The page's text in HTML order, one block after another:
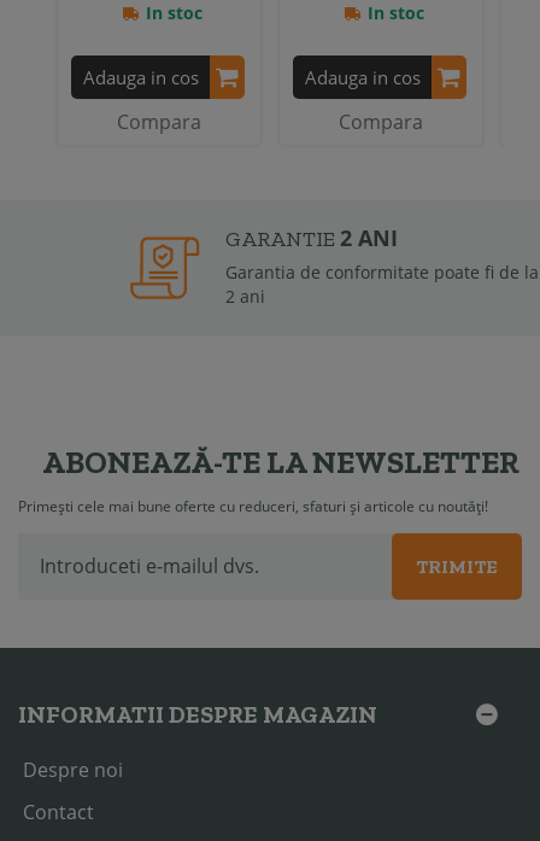
In stoc
Adauga in cos
Compara
In stoc
Adauga in cos
Compara
GARANTIE2 ANI
Garantia de conformitate poate fi de la 6 luni la
2 ani
ABONEAZĂ-TE LA NEWSLETTER
Primești cele mai bune oferte cu reduceri, sfaturi și articole cu noutăți!
TRIMITE
INFORMATII DESPRE MAGAZIN
Despre noi
Contact